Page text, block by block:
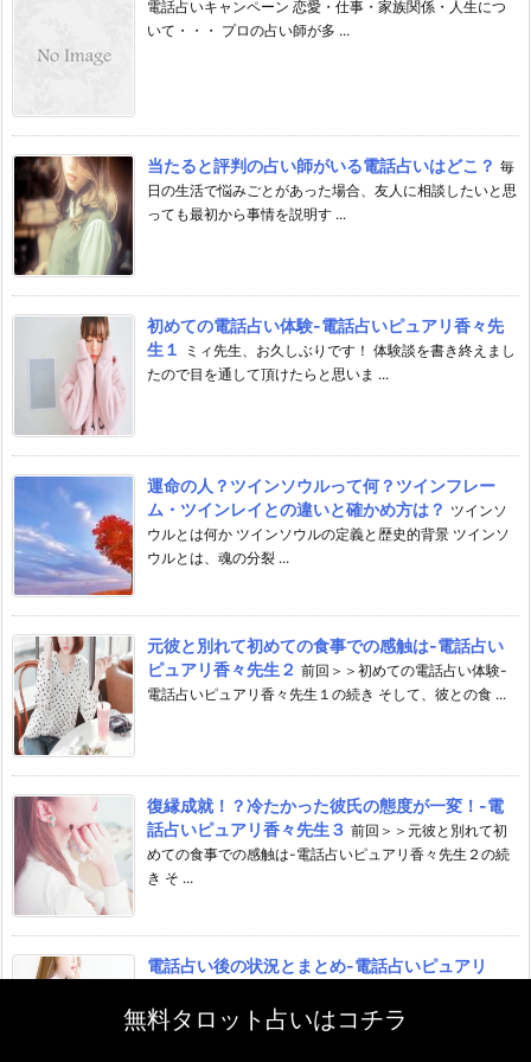
電話占いキャンペーン 恋愛・仕事・家族関係・人生につ
いて・・・ プロの占い師が多 ...
当たると評判の占い師がいる電話占いはどこ？ 毎
日の生活で悩みごとがあった場合、友人に相談したいと思
っても最初から事情を説明す ...
初めての電話占い体験-電話占いピュアリ香々先
生１
ミィ先生、お久しぶりです！ 体験談を書き終えまし
たので目を通して頂けたらと思いま ...
運命の人？ツインソウルって何？ツインフレー
ム・ツインレイとの違いと確かめ方は？ ツインソ
ウルとは何か ツインソウルの定義と歴史的背景 ツインソ
ウルとは、魂の分裂 ...
元彼と別れて初めての食事での感触は-電話占い
ピュアリ香々先生２ 前回＞＞初めての電話占い体験-
電話占いピュアリ香々先生１の続き そして、彼との食 ...
復縁成就！？冷たかった彼氏の態度が一変！-電
話占いピュアリ香々先生３ 前回＞＞元彼と別れて初
めての食事での感触は-電話占いピュアリ香々先生２の続
き そ ...
電話占い後の状況とまとめ-電話占いピュアリ
が一変！-電話占いピュアリ香々先生３の続 ...
無料タロット占いはコチラ